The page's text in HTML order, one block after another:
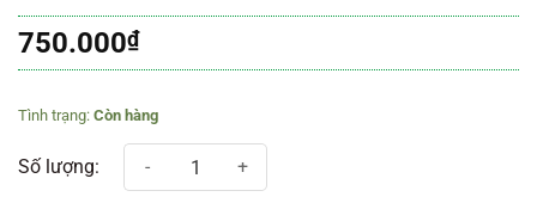
750.000₫
Còn hàng
Hoa hồng sáp 019 số lượng